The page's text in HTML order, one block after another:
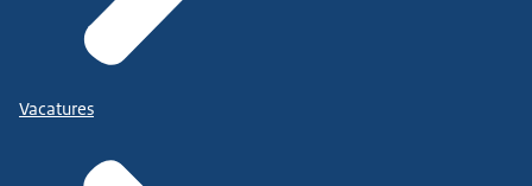
Vacatures